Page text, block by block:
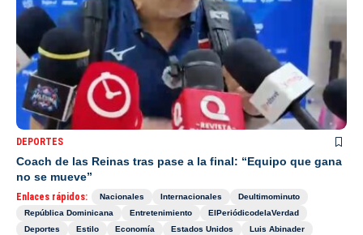
DEPORTES
Coach de las Reinas tras pase a la final: “Equipo que gana
no se mueve”
Enlaces rápidos: Nacionales Internacionales
Deultimominuto
República Dominicana
Entretenimiento
ElPeriódicodelaVerdad
Deportes
Estilo Economía Estados Unidos
Luis Abinader